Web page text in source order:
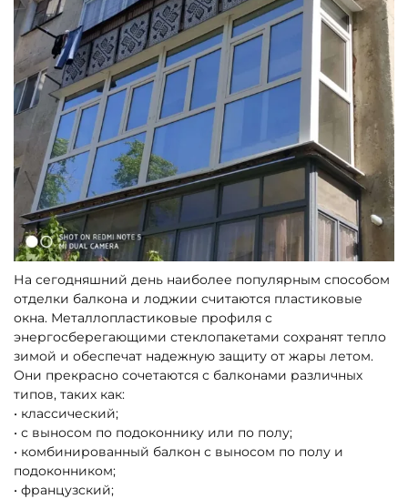
На сегодняшний день наиболее популярным способом
отделки балкона и лоджии считаются пластиковые
окна. Металлопластиковые профиля с
энергосберегающими стеклопакетами сохранят тепло
зимой и обеспечат надежную защиту от жары летом.
Они прекрасно сочетаются с балконами различных
типов, таких как:
• классический;
• с выносом по подоконнику или по полу;
• комбинированный балкон с выносом по полу и
подоконником;
• французский;